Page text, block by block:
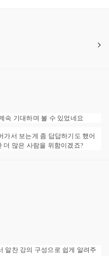
속 기대하며 볼 수 있었네요
가서 보는게 좀 답답하기도 했어
더 많은 사람을 위함이겠죠?
알찬 강의 구성으로 쉽게 알려주